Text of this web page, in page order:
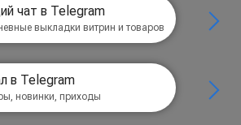
чат в Telegram
выкладки витрин и товаров
в Telegram
новинки, приходы